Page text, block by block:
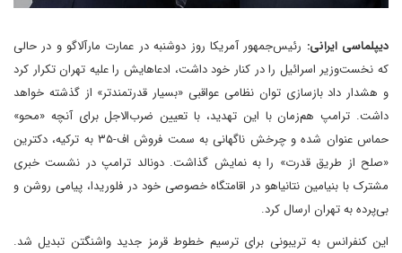
دیپلماسی ایرانی: رئیس‌جمهور آمریکا روز دوشنبه در عمارت مارآلاگو و در حالی
که نخست‌وزیر اسرائیل را در کنار خود داشت، ادعاهایش را علیه تهران تکرار کرد
و هشدار داد‌ بازسازی توان نظامی عواقبی «بسیار قدرتمندتر» از گذشته خواهد
داشت. ترامپ هم‌زمان با این تهدید، با تعیین ضرب‌الاجل برای آنچه «محو»
حماس عنوان شده و چرخش ناگهانی به سمت فروش اف-۳۵ به ترکیه، دکترین
«صلح از طریق قدرت» را به نمایش گذاشت. دونالد ترامپ در نشست خبری
مشترک با بنیامین نتانیاهو در اقامتگاه خصوصی خود در فلوریدا، پیامی روشن و
بی‌پرده به تهران ارسال کرد.
این کنفرانس به تریبونی برای ترسیم خطوط قرمز جدید واشنگتن تبدیل شد.